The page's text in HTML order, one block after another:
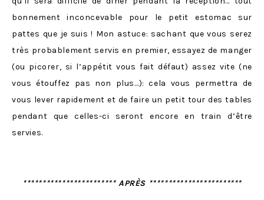
bonnement inconcevable pour le petit estomac sur
pattes que je suis ! Mon astuce: sachant que vous serez
très probablement servis en premier, essayez de manger
(ou picorer, si l’appétit vous fait défaut) assez vite (ne
vous étouffez pas non plus…): cela vous permettra de
vous lever rapidement et de faire un petit tour des tables
pendant que celles-ci seront encore en train d’être
servies.
************************ APRÈS ************************